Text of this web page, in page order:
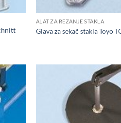
ALAT ZA REZANJE STAKLA
Glava za sekač stakla Toyo